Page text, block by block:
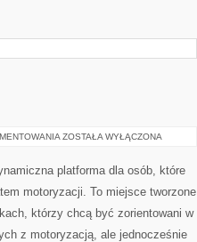
GIGANCI
ZOSTAŁA WYŁĄCZONA
platforma dla osób, które
motoryzacji. To miejsce tworzone
którzy chcą być zorientowani w
z motoryzacją, ale jednocześnie